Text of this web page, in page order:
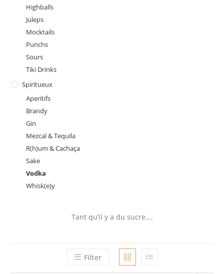
Highballs
Juleps
Mocktails
Punchs
Sours
Tiki Drinks
Spiritueux
Aperitifs
Brandy
Gin
Mezcal & Tequila
R(h)um & Cachaça
Sake
Vodka
Whisk(e)y
Tant qu’il y a du sucre….
Filter